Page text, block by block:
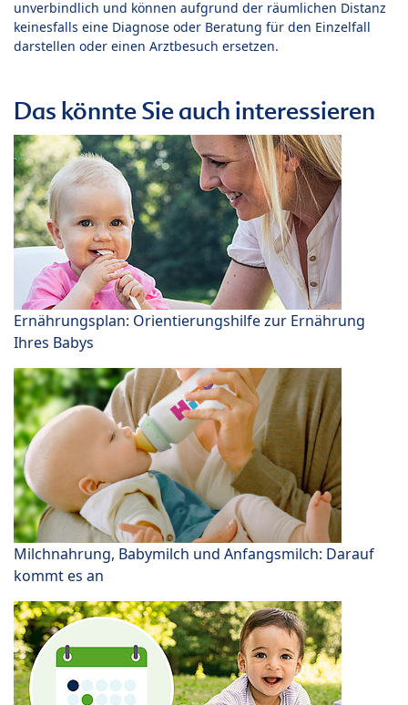
unverbindlich und können aufgrund der räumlichen Distanz
keinesfalls eine Diagnose oder Beratung für den Einzelfall
darstellen oder einen Arztbesuch ersetzen.
Das könnte Sie auch interessieren
Ernährungsplan: Orientierungshilfe zur Ernährung
Ihres Babys
Milchnahrung, Babymilch und Anfangsmilch: Darauf
kommt es an